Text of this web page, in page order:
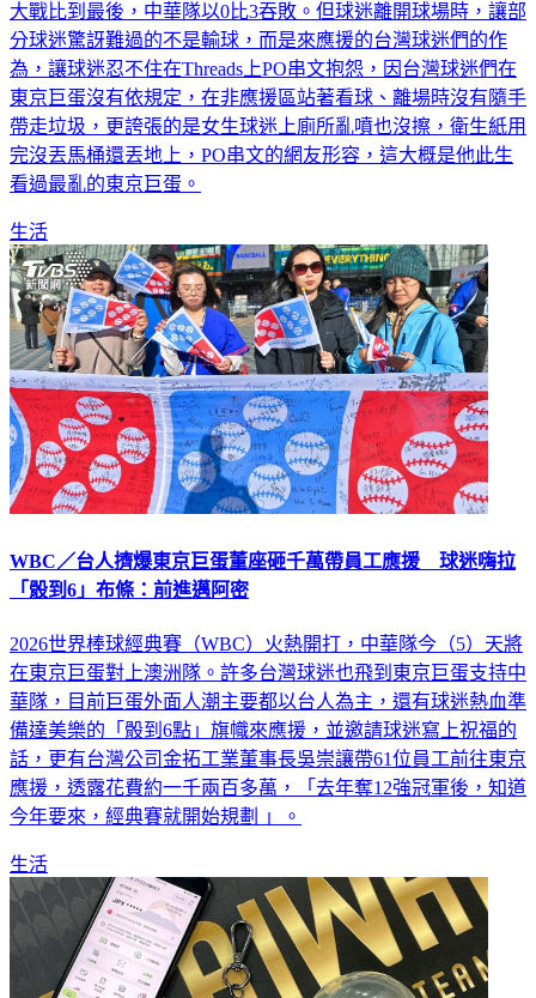
大戰比到最後，中華隊以0比3吞敗。但球迷離開球場時，讓部
分球迷驚訝難過的不是輸球，而是來應援的台灣球迷們的作
為，讓球迷忍不住在Threads上PO串文抱怨，因台灣球迷們在
東京巨蛋沒有依規定，在非應援區站著看球、離場時沒有隨手
帶走垃圾，更誇張的是女生球迷上廁所亂噴也沒擦，衛生紙用
完沒丟馬桶還丟地上，PO串文的網友形容，這大概是他此生
看過最亂的東京巨蛋。
生活
WBC／台人擠爆東京巨蛋董座砸千萬帶員工應援 球迷嗨拉
「骰到6」布條：前進邁阿密
2026世界棒球經典賽（WBC）火熱開打，中華隊今（5）天將
在東京巨蛋對上澳洲隊。許多台灣球迷也飛到東京巨蛋支持中
華隊，目前巨蛋外面人潮主要都以台人為主，還有球迷熱血準
備達美樂的「骰到6點」旗幟來應援，並邀請球迷寫上祝福的
話，更有台灣公司金拓工業董事長吳崇讓帶61位員工前往東京
應援，透露花費約一千兩百多萬，「去年奪12強冠軍後，知道
今年要來，經典賽就開始規劃 」。
生活